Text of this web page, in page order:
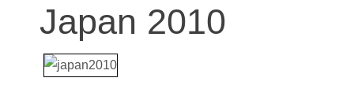
Japan 2010